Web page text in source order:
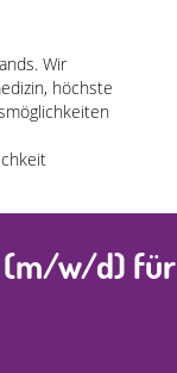
Wir
höchste
(m/w/d) für